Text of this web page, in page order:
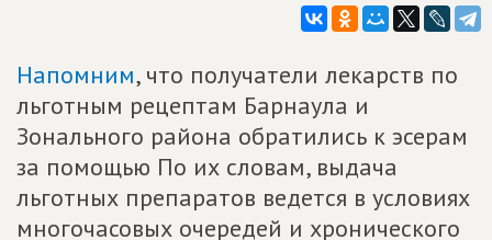
Напомним, что получатели лекарств по
льготным рецептам Барнаула и
Зонального района обратились к эсерам
за помощью По их словам, выдача
льготных препаратов ведется в условиях
многочасовых очередей и хронического